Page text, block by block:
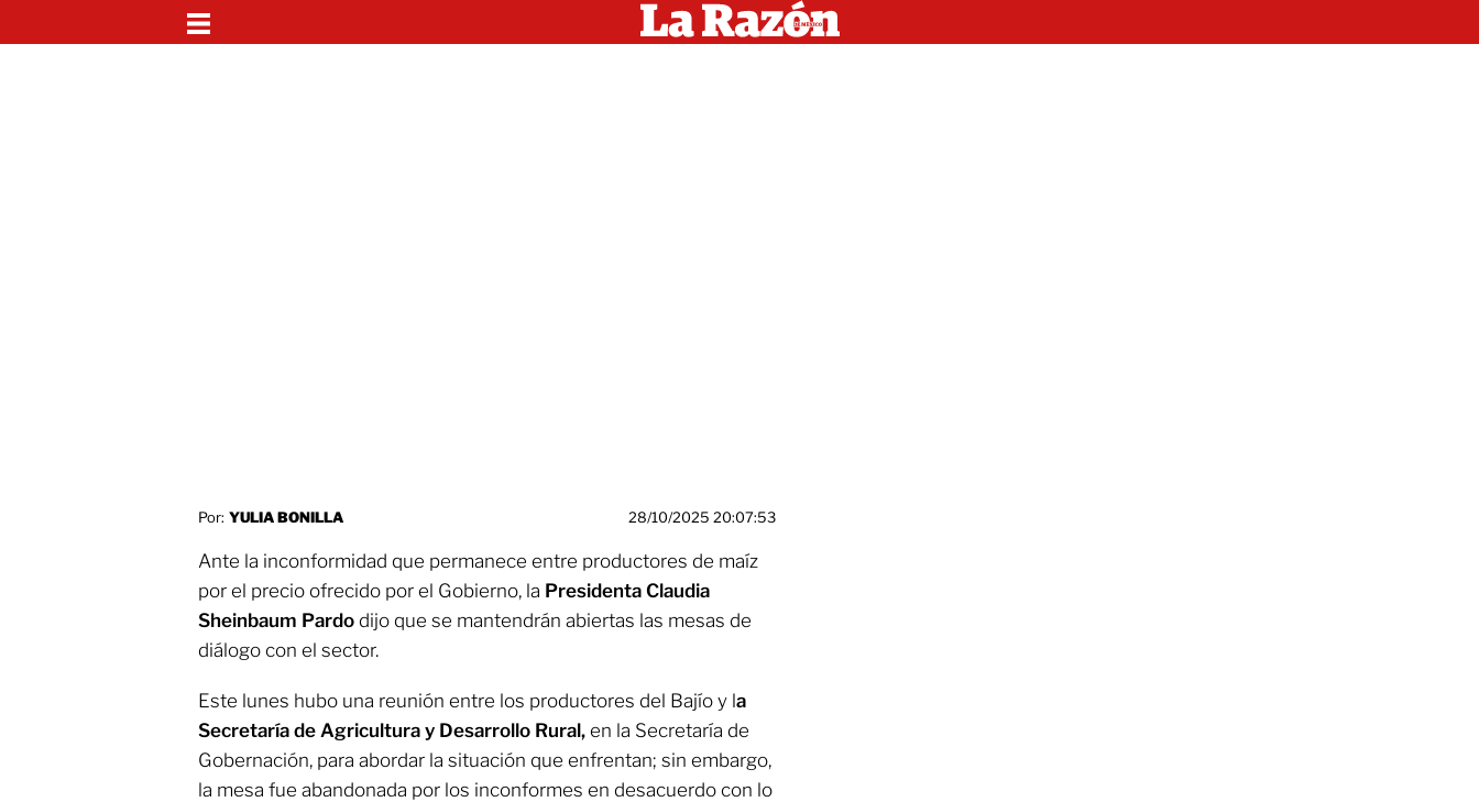
Por: YULIA BONILLA 28/10/2025 20:07:53
Ante la inconformidad que permanece entre productores de maíz
por el precio ofrecido por el Gobierno, la Presidenta Claudia
Sheinbaum Pardo dijo que se mantendrán abiertas las mesas de
diálogo con el sector.
Este lunes hubo una reunión entre los productores del Bajío y la
Secretaría de Agricultura y Desarrollo Rural, en la Secretaría de
Gobernación, para abordar la situación que enfrentan; sin embargo,
la mesa fue abandonada por los inconformes en desacuerdo con lo